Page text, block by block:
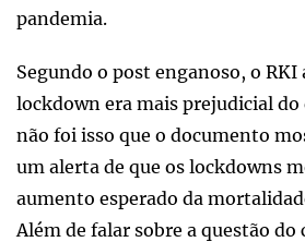
pandemia.
Segundo o post enganoso, o
lockdown era mais prejudicial do
não foi isso que o documento
um alerta de que os lockdowns
aumento esperado da
Além de falar sobre a questão